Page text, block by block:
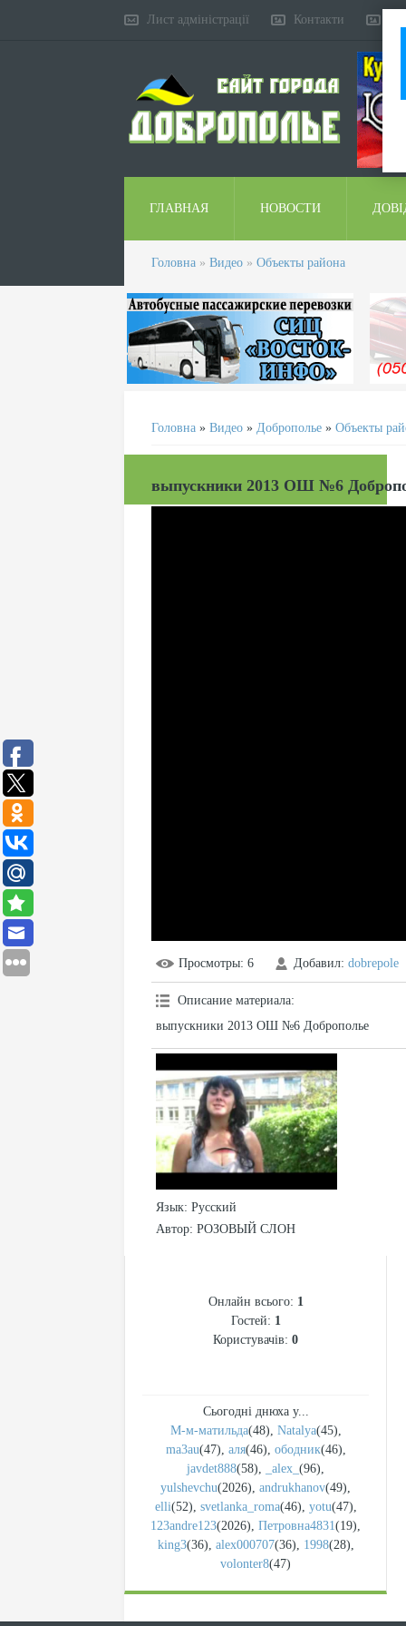
Лист адміністрації Контакти
ГЛАВНАЯ НОВОСТИ
Головна » Видео » Объекты района
Головна » Видео » Доброполье » Объекты
выпускники 2013 ОШ №6
Просмотры: 6 Добавил: dobrepole
Описание материала:
выпускники 2013 ОШ №6 Доброполье
Язык: Русский
Автор: РОЗОВЫЙ СЛОН
Онлайн всього: 1
Гостей: 1
Користувачів: 0
Сьогодні днюха у...
М-м-матильда(48), Natalya(45),
ma3au(47), аля(46), ободник(46),
javdet888(58), _alex_ (96),
yulshevchu(2026), andrukhanov(49),
elli(52), svetlanka_roma(46), yotu(47),
123andre123(2026), Петровна4831(19),
king3(36), alex000707(36), 1998(28),
volonter8(47)